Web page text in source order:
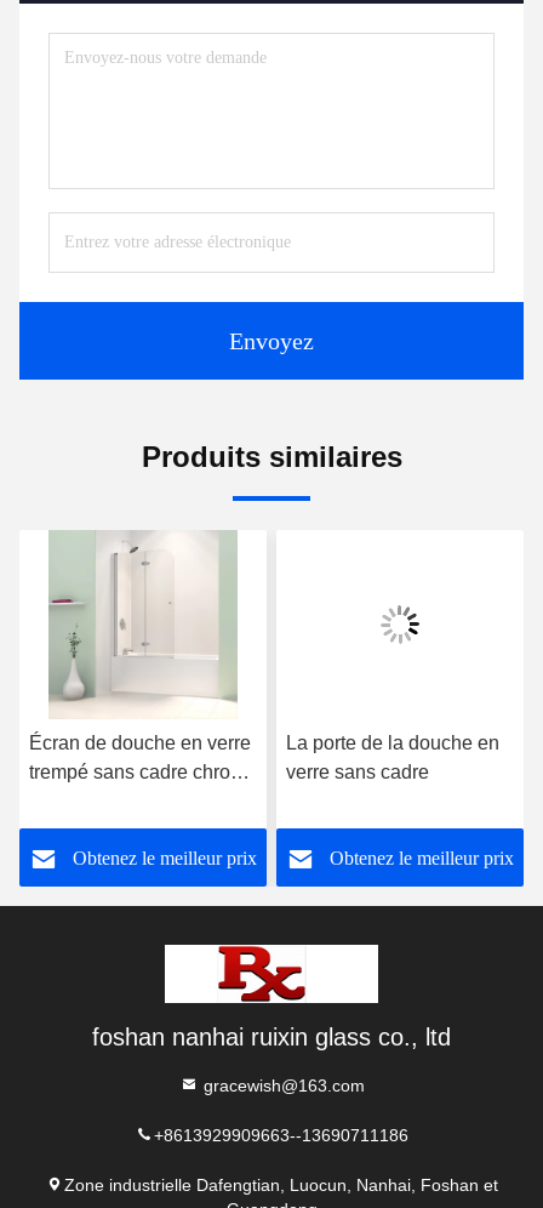
Envoyez
Produits similaires
Écran de douche en verre
trempé sans cadre chrome
Obtenez le meilleur prix
La porte de la douche en
verre sans cadre
Obtenez le meilleur prix
foshan nanhai ruixin glass co., ltd
gracewish@163.com
+8613929909663--13690711186
Zone industrielle Dafengtian, Luocun, Nanhai, Foshan et